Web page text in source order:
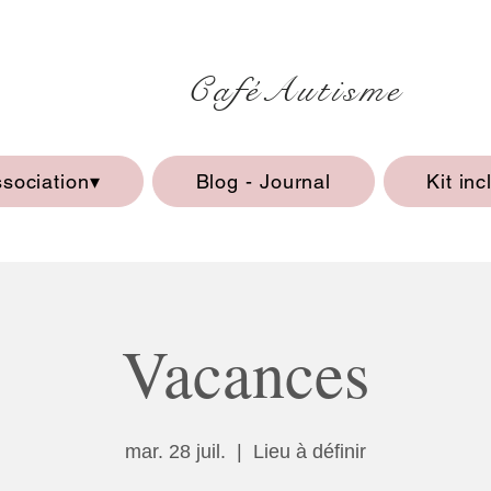
CaféAutisme
Blog - Journal Kit
Vacances
mar. 28 juil. Lieu à définir